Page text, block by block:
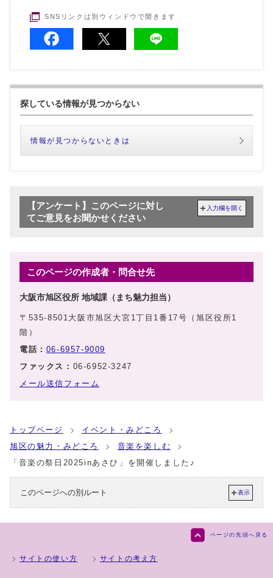
SNSリンクは別ウィンドウで開きます
探している情報が見つからない
情報が見つからないときは
【アンケート】このページに対し
てご意見をお聞かせください
入力欄を開く
このページの作成者・問合せ先
大阪市旭区役所 地域課（まち魅力担当）
〒535-8501大阪市旭区大宮1丁目1番17号（旭区役所1
階）
電話： 06-6957-9009
ファックス： 06-6952-3247
メール送信フォーム
トップページ
イベント・みどころ
旭区の魅力・みどころ
音楽を楽しむ
「音楽の祭日2025inあさひ」を開催しました♪
このページへの別ルート 表示
ページの先頭へ戻る
サイトの使い方 サイトの考え方